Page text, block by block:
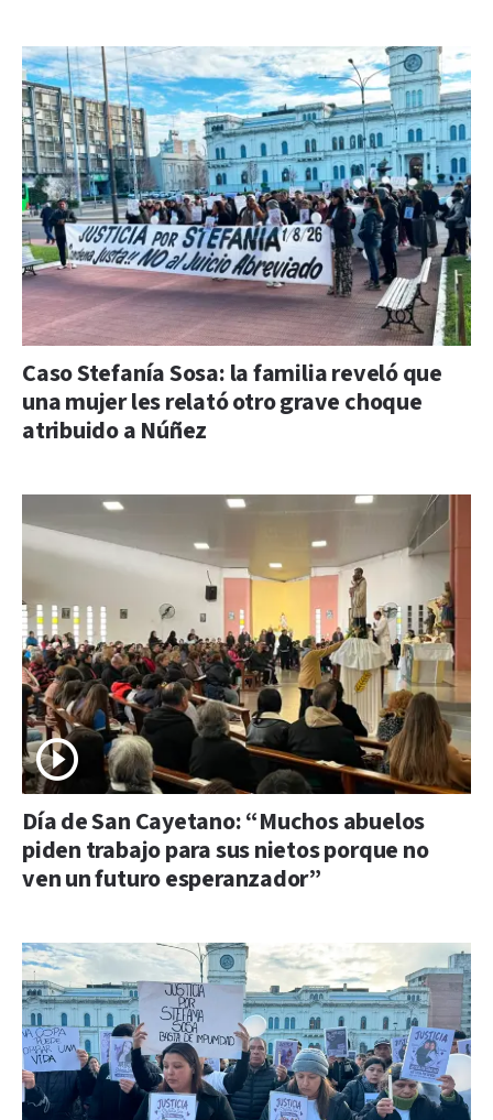
Caso Stefanía Sosa: la familia reveló que
una mujer les relató otro grave choque
atribuido a Núñez
Día de San Cayetano: “Muchos abuelos
piden trabajo para sus nietos porque no
ven un futuro esperanzador”